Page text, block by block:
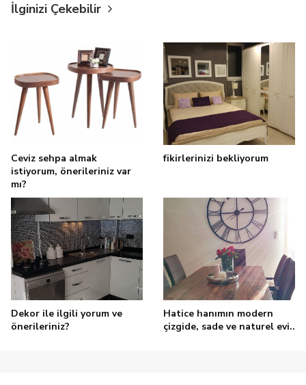
İlginizi Çekebilir
Ceviz sehpa almak
istiyorum, önerileriniz var
mı?
fikirlerinizi bekliyorum
Dekor ile ilgili yorum ve
önerileriniz?
Hatice hanımın modern
çizgide, sade ve naturel evi..